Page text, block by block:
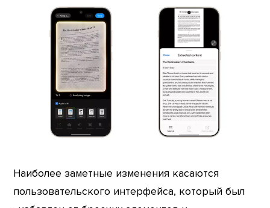
Наиболее заметные изменения касаются
пользовательского интерфейса, который был